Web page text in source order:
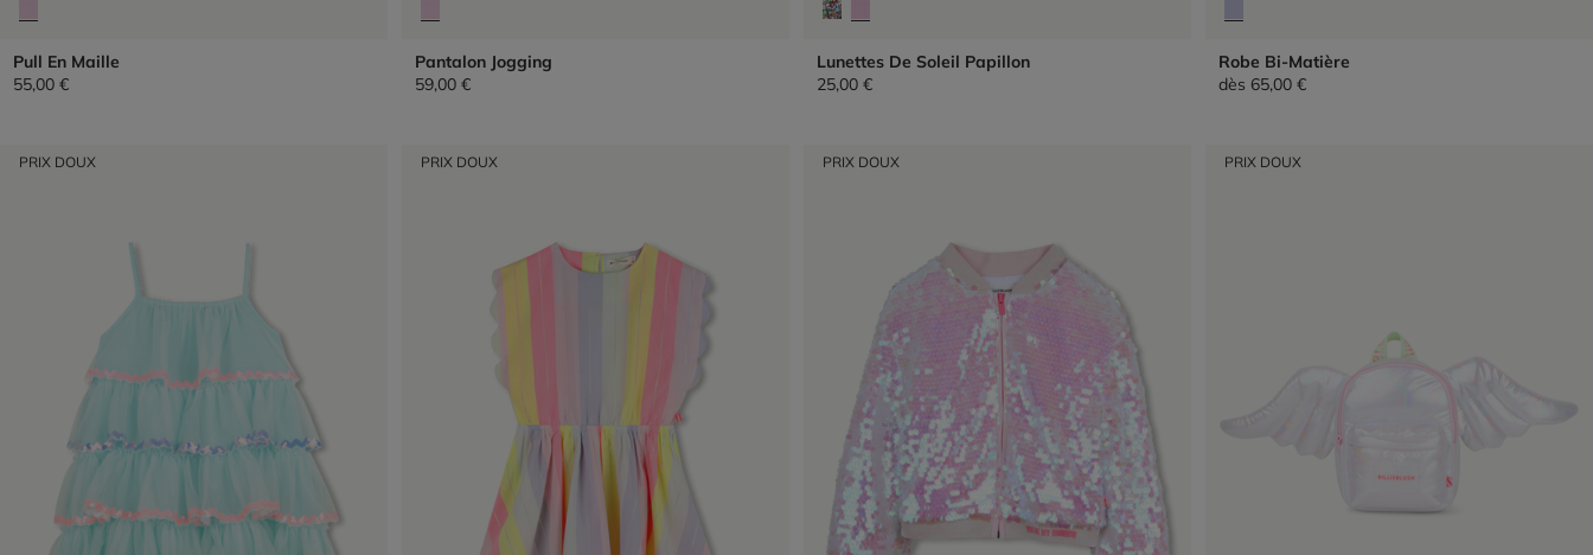
Pull En Maille
55,00 €
Pantalon Jogging
59,00 €
Lunettes De Soleil Papillon
25,00 €
Robe Bi-Matière
dès 65,00 €
PRIX DOUX PRIX DOUX PRIX DOUX PRIX DOUX